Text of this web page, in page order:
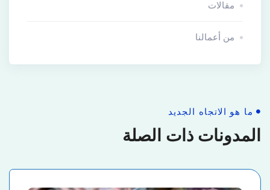
مقالات
من أعمالنا
ما هو الاتجاه الجديد
المدونات ذات الصلة